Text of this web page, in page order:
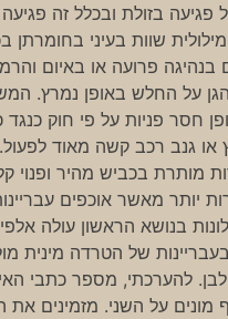
פגיעה בזולת ובכלל זה פגיעה
שוות בעיני בחומרתן
בנהיגה פרועה או באיום
על החלש באופן נמרץ.
חסר פניות על פי חוק כנגד
או גנב רכב קשה מאוד
מותרת בכביש מהיר ופנוי
יותר מאשר אוכפים
בנושא הראשון עולה אלפי
של הטרדה מינית
לבן. להערכתי, מספר כתבי
מונים על השני. מזמינים את